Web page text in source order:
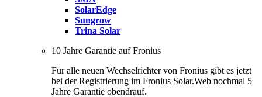
SolarEdge
Sungrow
Trina Solar
10 Jahre Garantie auf Fronius
Für alle neuen Wechselrichter von Fronius gibt es jetzt
bei der Registrierung im Fronius Solar.Web nochmal 5
Jahre Garantie obendrauf.